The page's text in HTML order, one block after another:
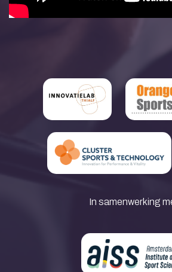
In samenwerking